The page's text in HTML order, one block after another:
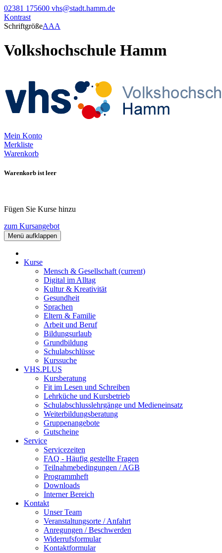
02381 175600 vhs@stadt.hamm.de
Kontrast
SchriftgrößeAAA
Volkshochschule Hamm
Mein Konto
Merkliste
Warenkorb
Warenkorb ist leer
Fügen Sie Kurse hinzu
zum Kursangebot
Menü aufklappen
Kurse
Mensch & Gesellschaft (current)
Digital im Alltag
Kultur & Kreativität
Gesundheit
Sprachen
Eltern & Familie
Arbeit und Beruf
Bildungsurlaub
Grundbildung
Schulabschlüsse
Kurssuche
VHS.PLUS
Kursberatung
Fit im Lesen und Schreiben
Lehrküche und Kursbetrieb
Schulabschlusslehrgänge und Medieneinsatz
Weiterbildungsberatung
Gruppenangebote
Gutscheine
Service
Servicezeiten
FAQ - Häufig gestellte Fragen
Teilnahmebedingungen / AGB
Programmheft
Downloads
Interner Bereich
Kontakt
Unser Team
Veranstaltungsorte / Anfahrt
Anregungen / Beschwerden
Widerrufsformular
Kontaktformular